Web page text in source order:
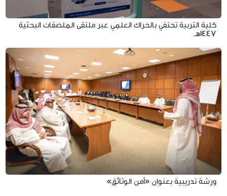
كلية التربية تحتفي بالحراك العلمي عبر ملتقى الملصقات البحثية
١٤٤٧هـ
ورشة تدريبية بعنوان «أمن الوثائق»